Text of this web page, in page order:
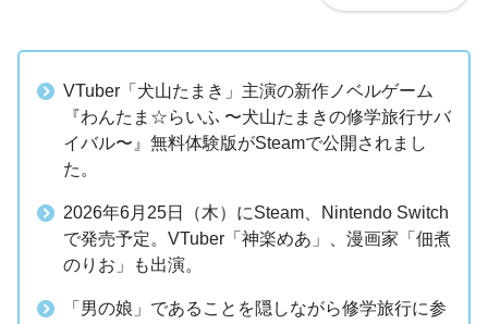
VTuber「犬山たまき」主演の新作ノベルゲーム
『わんたま☆らいふ 〜犬山たまきの修学旅行サバ
イバル〜』無料体験版がSteamで公開されまし
た。
2026年6月25日（木）にSteam、Nintendo Switch
で発売予定。VTuber「神楽めあ」、漫画家「佃煮
のりお」も出演。
「男の娘」であることを隠しながら修学旅行に参